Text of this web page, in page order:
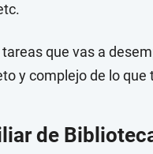
que vas a
y complejo de lo que
de